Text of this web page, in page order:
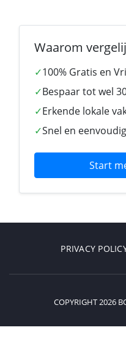
Waarom
✓100% Gratis en
✓Bespaar tot wel
✓Erkende lokale
✓Snel en
Start
PRIVACY
COPYRIGHT 2026